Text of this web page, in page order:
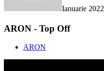
Ianuarie 2022
ARON - Top Off
ARON